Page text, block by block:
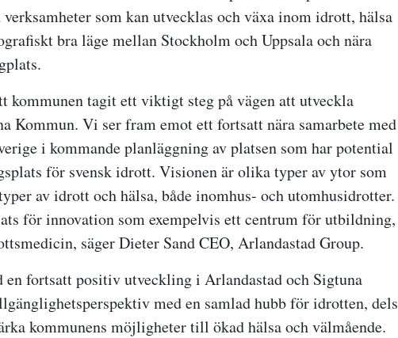
som kan utvecklas och växa inom idrott, hälsa
bra läge mellan Stockholm och Uppsala och nära
kommunen tagit ett viktigt steg på vägen att utveckla
Kommun. Vi ser fram emot ett fortsatt nära samarbete med
i kommande planläggning av platsen som har potential
för svensk idrott. Visionen är olika typer av ytor som
av idrott och hälsa, både inomhus- och utomhusidrotter.
för innovation som exempelvis ett centrum för utbildning,
säger Dieter Sand CEO, Arlandastad Group.
en fortsatt positiv utveckling i Arlandastad och Sigtuna
med en samlad hubb för idrotten, dels
kommunens möjligheter till ökad hälsa och välmående.